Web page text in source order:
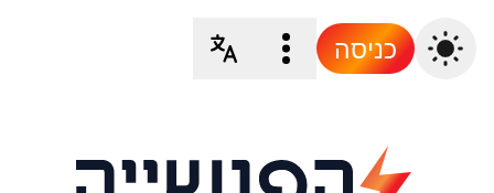
כניסה